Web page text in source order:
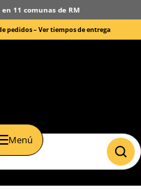
11 comunas de RM
pedidos –Ver tiempos de entrega
Menú